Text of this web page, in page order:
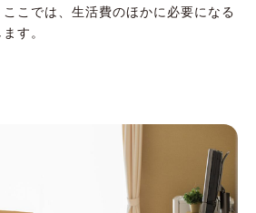
こでは、生活費のほかに必要になる
す。